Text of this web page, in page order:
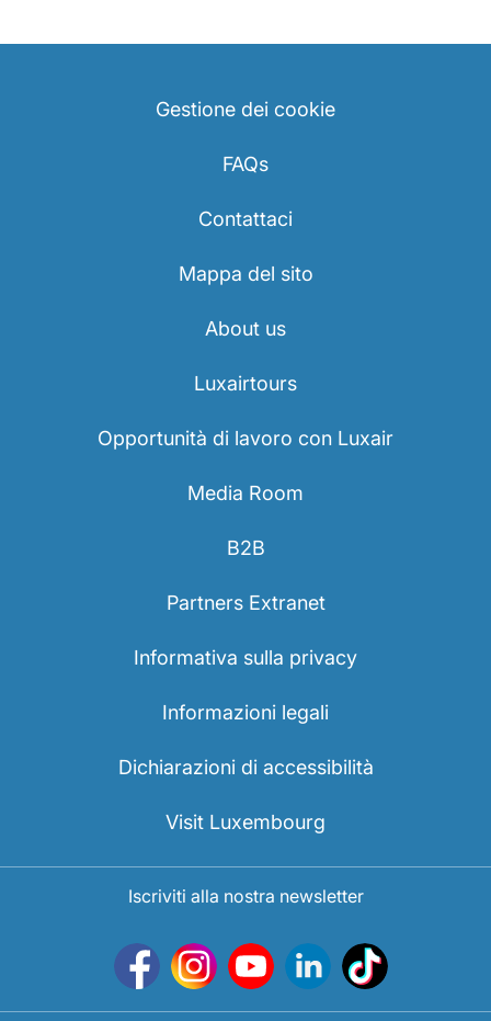
Gestione dei cookie
FAQs
Contattaci
Mappa del sito
About us
Luxairtours
Opportunità di lavoro con Luxair
Media Room
B2B
Partners Extranet
Informativa sulla privacy
Informazioni legali
Dichiarazioni di accessibilità
Visit Luxembourg
Iscriviti alla nostra newsletter